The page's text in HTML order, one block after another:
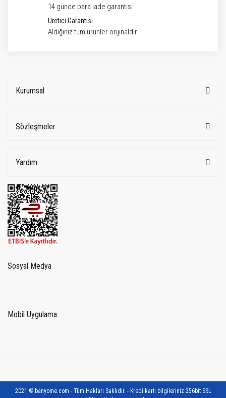
14 günde para iade garantisi
Üretici Garantisi
Aldığınız tüm ürünler orijinaldir
Kurumsal
Sözleşmeler
Yardım
Sosyal Medya
Mobil Uygulama
2021 © banyome.com - Tüm Hakları Saklıdır. - Kredi kartı bilgileriniz 256bit SSL